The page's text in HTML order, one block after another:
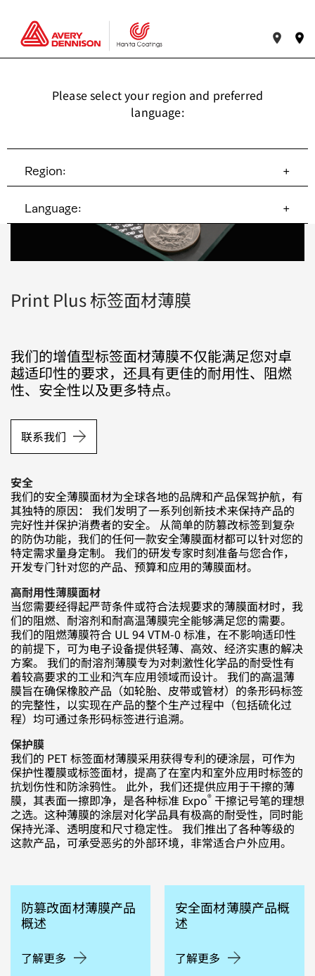
place
Please select your region and preferred
language:
Region: +
Language: +
Print Plus 标签面材薄膜
我们的增值型标签面材薄膜不仅能满足您对卓
越适印性的要求，还具有更佳的耐用性、阻燃
性、安全性以及更多特点。
联系我们
安全
我们的安全薄膜面材为全球各地的品牌和产品保驾护航，有
其独特的原因： 我们发明了一系列创新技术来保持产品的
完好性并保护消费者的安全。 从简单的防篡改标签到复杂
的防伪功能，我们的任何一款安全薄膜面材都可以针对您的
特定需求量身定制。 我们的研发专家时刻准备与您合作，
开发专门针对您的产品、预算和应用的薄膜面材。
高耐用性薄膜面材
当您需要经得起严苛条件或符合法规要求的薄膜面材时，我
们的阻燃、耐溶剂和耐高温薄膜完全能够满足您的需要。
我们的阻燃薄膜符合 UL 94 VTM-0 标准，在不影响适印性
的前提下，可为电子设备提供轻薄、高效、经济实惠的解决
方案。 我们的耐溶剂薄膜专为对刺激性化学品的耐受性有
着较高要求的工业和汽车应用领域而设计。 我们的高温薄
膜旨在确保橡胶产品（如轮胎、皮带或管材）的条形码标签
的完整性，以实现在产品的整个生产过程中（包括硫化过
程）均可通过条形码标签进行追溯。
保护膜
我们的 PET 标签面材薄膜采用获得专利的硬涂层，可作为
保护性覆膜或标签面材，提高了在室内和室外应用时标签的
抗划伤性和防涂鸦性。 此外，我们还提供应用于干擦的薄
膜，其表面一擦即净，是各种标准 Expo®️ 干擦记号笔的理想
之选。这种薄膜的涂层对化学品具有极高的耐受性，同时能
保持光泽、透明度和尺寸稳定性。 我们推出了各种等级的
这款产品，可承受恶劣的外部环境，非常适合户外应用。
防篡改面材薄膜产品
概述
了解更多
安全面材薄膜产品概
述
了解更多